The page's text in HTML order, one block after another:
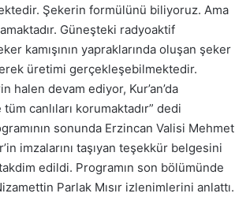
Şekerin formülünü biliyoruz. Ama
Güneşteki radyoaktif
kamışının yapraklarında oluşan şeker
üretimi gerçekleşebilmektedir.
devam ediyor, Kur’an’da
canlıları korumaktadır” dedi
sonunda Erzincan Valisi Mehmet
imzalarını taşıyan teşekkür belgesini
edildi. Programın son bölümünde
Parlak Mısır izlenimlerini anlattı.